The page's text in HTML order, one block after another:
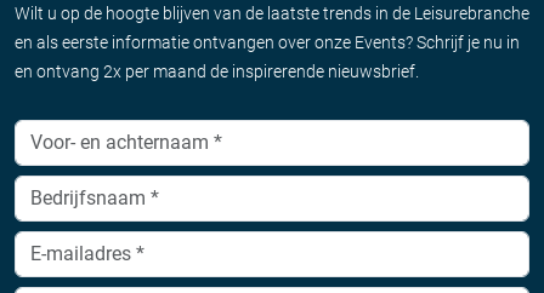
Wilt u op de hoogte blijven van de laatste trends in de Leisurebranche
en als eerste informatie ontvangen over onze Events? Schrijf je nu in
en ontvang 2x per maand de inspirerende nieuwsbrief.